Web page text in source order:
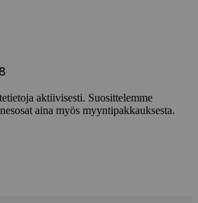
aktiivisesti. Suosittelemme
aina myös myyntipakkauksesta.